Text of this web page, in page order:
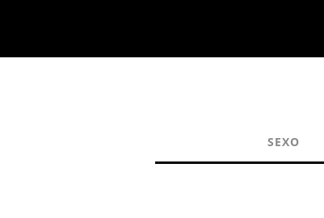
SEXO